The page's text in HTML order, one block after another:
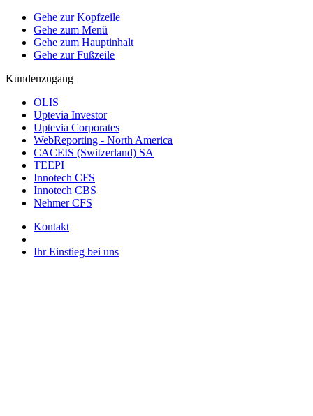
Gehe zur Kopfzeile
Gehe zum Menü
Gehe zum Hauptinhalt
Gehe zur Fußzeile
Kundenzugang
OLIS
Uptevia Investor
Uptevia Corporates
WebReporting - North America
CACEIS (Switzerland) SA
TEEPI
Innotech CFS
Innotech CBS
Nehmer CFS
Kontakt
Ihr Einstieg bei uns